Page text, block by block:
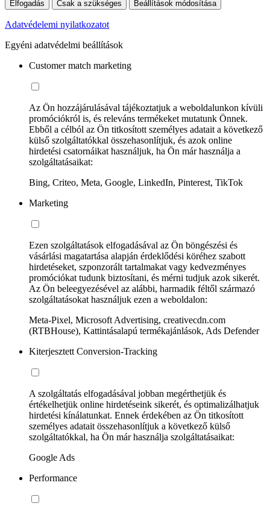
Elfogadás Csak a szükséges Beállítások módosítása
Adatvédelemi nyilatkozatot
Egyéni adatvédelmi beállítások
Customer match marketing
Az Ön hozzájárulásával tájékoztatjuk a weboldalunkon kívüli
promóciókról is, és releváns termékeket mutatunk Önnek.
Ebből a célból az Ön titkosított személyes adatait a következő
külső szolgáltatókkal összehasonlítjuk, és azok online
hirdetési csatornáikat használjuk, ha Ön már használja a
szolgáltatásaikat:
Bing, Criteo, Meta, Google, LinkedIn, Pinterest, TikTok
Marketing
Ezen szolgáltatások elfogadásával az Ön böngészési és
vásárlási magatartása alapján érdeklődési köréhez szabott
hirdetéseket, szponzorált tartalmakat vagy kedvezményes
promóciókat tudunk biztosítani, és mérni tudjuk azok sikerét.
Az Ön beleegyezésével az alábbi, harmadik féltől származó
szolgáltatásokat használjuk ezen a weboldalon:
Meta-Pixel, Microsoft Advertising, creativecdn.com
(RTBHouse), Kattintásalapú termékajánlások, Ads Defender
Kiterjesztett Conversion-Tracking
A szolgáltatás elfogadásával jobban megérthetjük és
értékelhetjük online hirdetéseink sikerét, és optimalizálhatjuk
hirdetési kínálatunkat. Ennek érdekében az Ön titkosított
személyes adatait összehasonlítjuk a következő külső
szolgáltatókkal, ha Ön már használja szolgáltatásaikat:
Google Ads
Performance